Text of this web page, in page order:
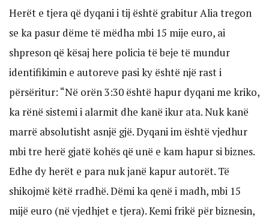
Herët e tjera që dyqani i tij është grabitur Alia tregon
se ka pasur dëme të mëdha mbi 15 mije euro, ai
shpreson që kësaj here policia të beje të mundur
identifikimin e autoreve pasi ky është një rast i
përsëritur: “Në orën 3:30 është hapur dyqani me kriko,
ka rënë sistemi i alarmit dhe kanë ikur ata. Nuk kanë
marrë absolutisht asnjë gjë. Dyqani im është vjedhur
mbi tre herë gjatë kohës që unë e kam hapur si biznes.
Edhe dy herët e para nuk janë kapur autorët. Të
shikojmë këtë rradhë. Dëmi ka qenë i madh, mbi 15
mijë euro (në vjedhjet e tjera). Kemi frikë për biznesin,